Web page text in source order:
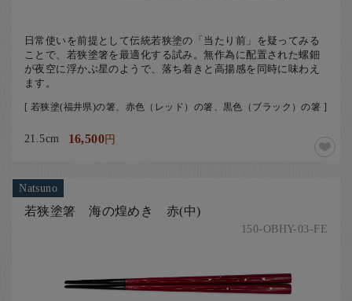
日常使いを前提として伝統若狭塗の「当たり前」を疑ってみる
ことで、若狭塗箸を最適化する試み。無作為に配置された螺鈿
が夜空に浮かぶ星のようで、落ち着きと高揚感を同時に味わえ
ます。
[ 若狭塗(福井県)の箸、赤色（レッド）の箸、黒色（ブラック）の箸 ]
21.5cm 16,500円
Natsuno
若狭塗箸 海の煌めき 赤(中)
150-OBHY-03-FE